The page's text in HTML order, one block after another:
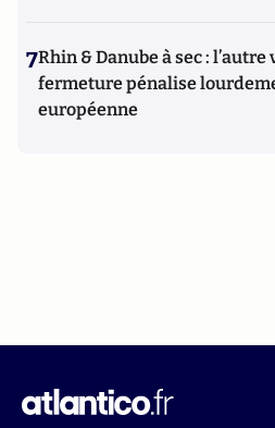
7Rhin & Danube à sec : l’autre
fermeture pénalise
européenne